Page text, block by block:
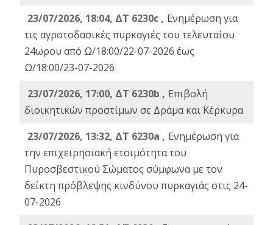
23/07/2026, 18:04, ΔΤ 6230c , Ενημέρωση για
τις αγροτοδασικές πυρκαγιές του τελευταίου
24ωρου από Ω/18:00/22-07-2026 έως
Ω/18:00/23-07-2026
23/07/2026, 17:00, ΔΤ 6230b , Επιβολή
διοικητικών προστίμων σε Δράμα και Κέρκυρα
23/07/2026, 13:32, ΔΤ 6230a , Ενημέρωση για
την επιχειρησιακή ετοιμότητα του
Πυροσβεστικού Σώματος σύμφωνα με τον
δείκτη πρόβλεψης κινδύνου πυρκαγιάς στις 24-
07-2026